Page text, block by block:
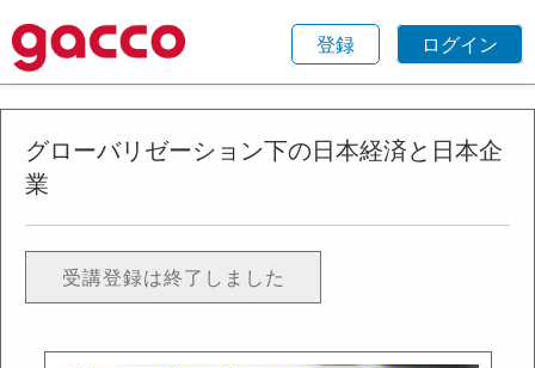
登録 ログイン
グローバリゼーション下の日本経済と日本企
業
受講登録は終了しました